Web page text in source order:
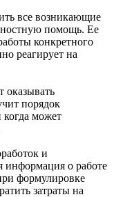
все возникающие
помощь. Ее
конкретного
реагирует на
оказывать
порядок
когда может
и
информация о работе
формулировке
затраты на